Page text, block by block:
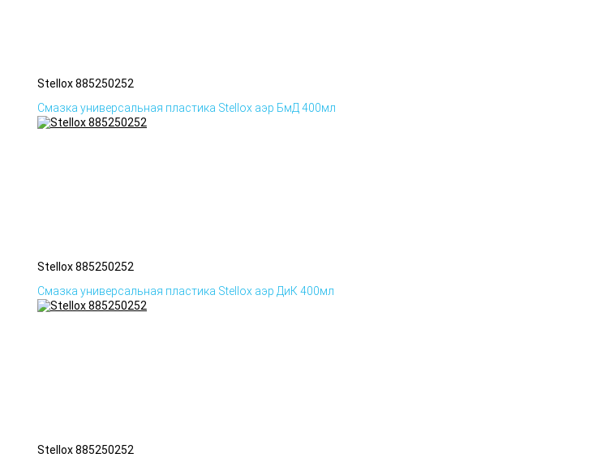
Stellox 885250252
Смазка универсальная пластика Stellox аэр БмД 400мл
Stellox 885250252
Смазка универсальная пластика Stellox аэр ДиК 400мл
Stellox 885250252